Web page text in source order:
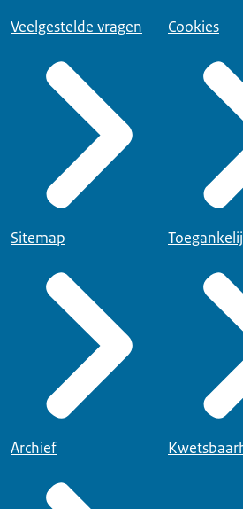
Veelgestelde vragen
Sitemap
Archief
Cookies